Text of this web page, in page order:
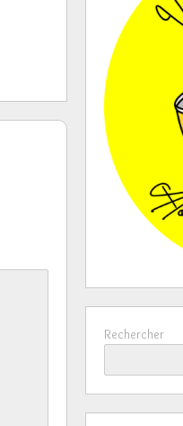
Rechercher